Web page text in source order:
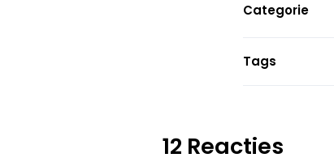
Categorie
Tags
12 Reacties